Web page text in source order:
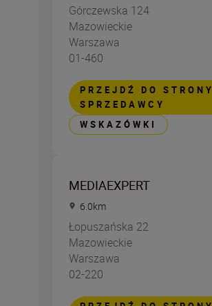
Górczewska 124
Mazowieckie
Warszawa
01-460
PRZEJDŹ DO STRONY
SPRZEDAWCY
WSKAZÓWKI
MEDIAEXPERT
6.0km
Łopuszańska 22
Mazowieckie
Warszawa
02-220